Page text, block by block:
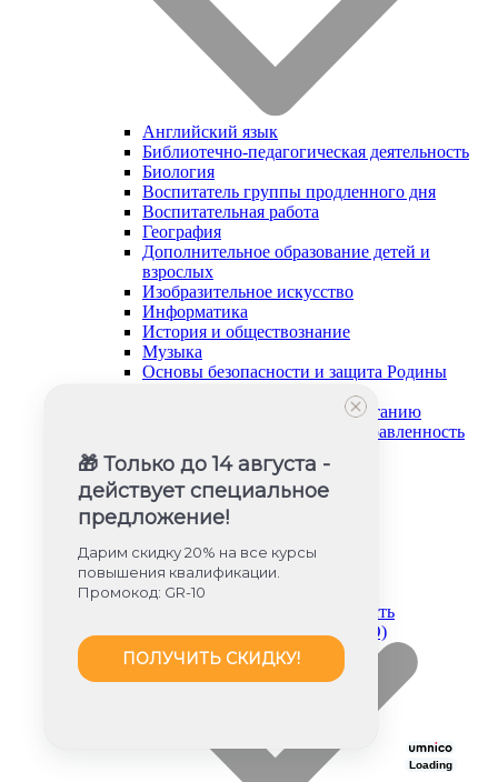
Английский язык
Библиотечно-педагогическая деятельность
Биология
Воспитатель группы продленного дня
Воспитательная работа
География
Дополнительное образование детей и
взрослых
Изобразительное искусство
Информатика
История и обществознание
Музыка
Основы безопасности и защита Родины
Советник директора по воспитанию
Социально-гуманитарная направленность
Социальный педагог
Техническая направленность
Труд (технология)
Туризм и краеведение
Физика
Физическое воспитание
Химия
Художественная направленность
Дошкольное образование (ФГОС ДО)
Loading
🎁 Только до 14 августа -
действует специальное
предложение!
Дарим скидку 20% на все курсы
повышения квалификации.
Промокод: GR-10
ПОЛУЧИТЬ СКИДКУ!